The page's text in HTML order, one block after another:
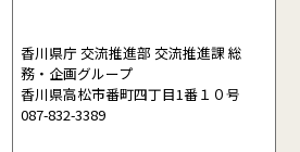
香川県庁 交流推進部 交流推進課 総
務・企画グループ
香川県高松市番町四丁目1番１０号
087-832-3389